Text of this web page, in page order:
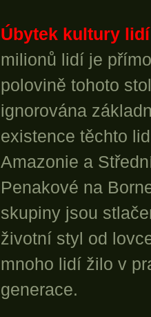
Úbytek kultury
milionů lidí je
polovině tohoto
ignorována
existence těchto
Amazonie a
Penakové na
skupiny jsou
životní styl od
mnoho lidí žilo v
generace.